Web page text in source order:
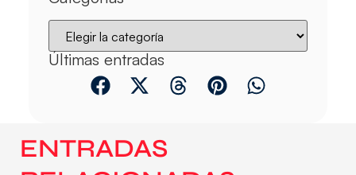
Últimas entradas
ENTRADAS